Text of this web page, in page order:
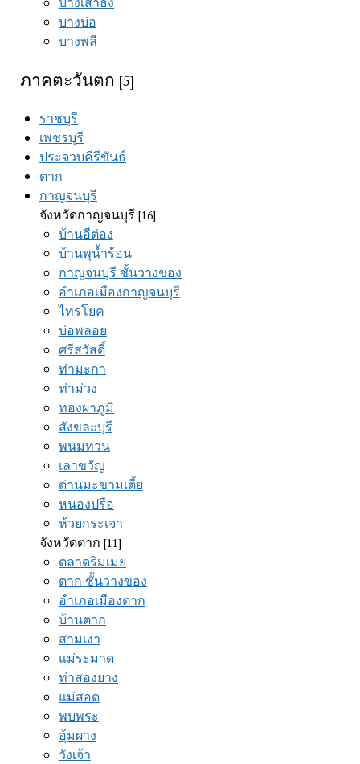
บางบ่อ
บางพลี
ภาคตะวันตก [5]
ราชบุรี
เพชรบุรี
ประจวบคีรีขันธ์
ตาก
กาญจนบุรี
จังหวัดกาญจนบุรี [16]
บ้านอีต่อง
บ้านพุน้ำร้อน
กาญจนบุรี ชั้นวางของ
อำเภอเมืองกาญจนบุรี
ไทรโยค
บ่อพลอย
ศรีสวัสดิ์
ท่ามะกา
ท่าม่วง
ทองผาภูมิ
สังขละบุรี
พนมทวน
เลาขวัญ
ด่านมะขามเตี้ย
หนองปรือ
ห้วยกระเจา
จังหวัดตาก [11]
ตลาดริมเมย
ตาก ชั้นวางของ
อำเภอเมืองตาก
บ้านตาก
สามเงา
แม่ระมาด
ท่าสองยาง
แม่สอด
พบพระ
อุ้มผาง
วังเจ้า